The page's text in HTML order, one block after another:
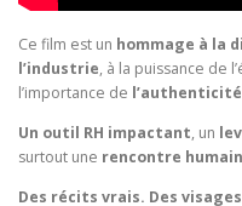
Ce film est un hommage à la
l’industrie, à la puissance de
l’importance de
Un outil RH impactant, un
surtout une rencontre
Des récits vrais. Des